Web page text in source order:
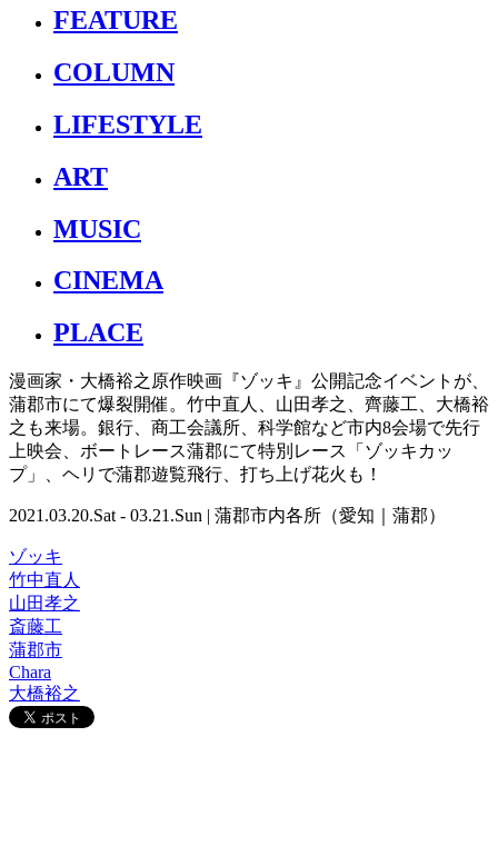
FEATURE
COLUMN
LIFESTYLE
ART
MUSIC
CINEMA
PLACE
漫画家・大橋裕之原作映画『ゾッキ』公開記念イベントが、
蒲郡市にて爆裂開催。竹中直人、山田孝之、齊藤工、大橋裕
之も来場。銀行、商工会議所、科学館など市内8会場で先行
上映会、ボートレース蒲郡にて特別レース「ゾッキカッ
プ」、ヘリで蒲郡遊覧飛行、打ち上げ花火も！
2021.03.20.Sat - 03.21.Sun | 蒲郡市内各所（愛知｜蒲郡）
ゾッキ
竹中直人
山田孝之
斎藤工
蒲郡市
Chara
大橋裕之